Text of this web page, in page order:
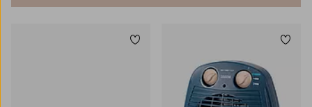
Legg til favoritter